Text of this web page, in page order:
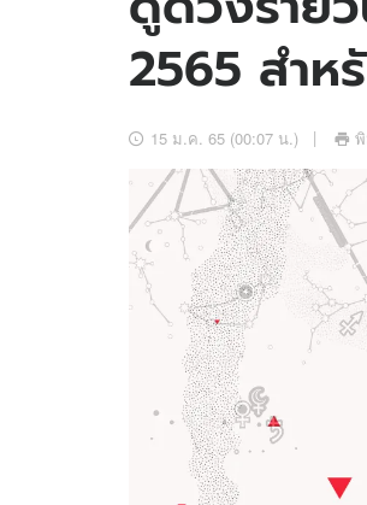
ข่าวบันเทิง
ข่าวกีฬา
ข่าวเศรษฐกิจ
อัปเดตจีน
เช็กข่าวชัวร์
ดาวน์โหลดสนุกแอปฟรี
สงวนลิขสิทธิ์ ©2569 บริษัท อิมเมจ ฟิวเ
2565 สำห
15 ม.ค. 65 (00:07 น.)